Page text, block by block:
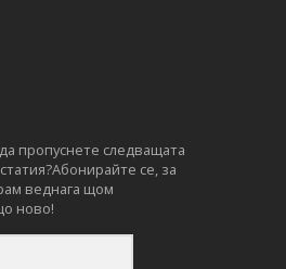
пропуснете следващата
се, за
веднага щом
ново!